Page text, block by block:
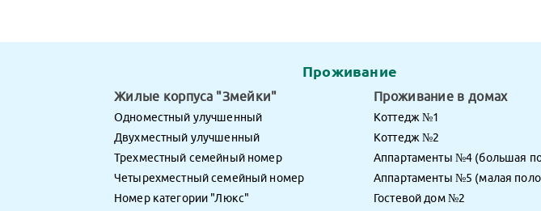
Проживание
Жилые корпуса Змейки
Одноместный улучшенный
Двухместный улучшенный
Трехместный семейный номер
Четырехместный семейный номер
Номер категории Люкс
Проживание в домах
Коттедж №1
Коттедж №2
Аппартаменты №4 (большая
Аппартаменты №5 (малая
Гостевой дом №2